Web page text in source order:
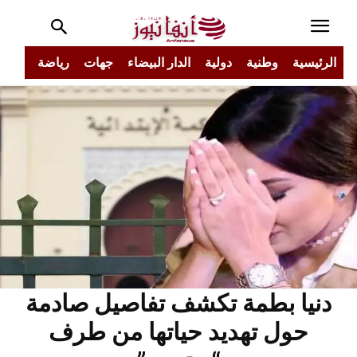
الرئيسية وطنية دولية الدار البيضاء جهات رياضة
دنيا بطمة تكشف تفاصيل صادمة
حول تهديد حياتها من طرف